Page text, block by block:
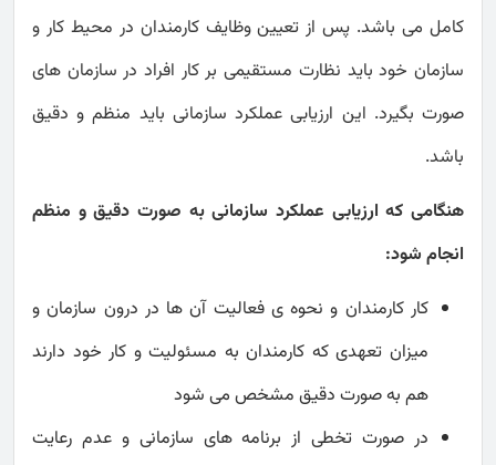
کامل می باشد. پس از تعیین وظایف کارمندان در محیط کار و
سازمان خود باید نظارت مستقیمی بر کار افراد در سازمان های
صورت بگیرد. این ارزیابی عملکرد سازمانی باید منظم و دقیق
باشد.
هنگامی که ارزیابی عملکرد سازمانی به صورت دقیق و منظم
انجام شود:
کار کارمندان و نحوه ی فعالیت آن ها در درون سازمان و
میزان تعهدی که کارمندان به مسئولیت و کار خود دارند
هم به صورت دقیق مشخص می شود
در صورت تخطی از برنامه های سازمانی و عدم رعایت